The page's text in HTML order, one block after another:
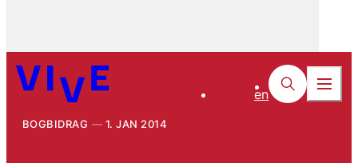
en
BOGBIDRAG 1. JAN 2014